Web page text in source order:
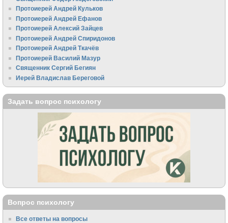
Протоиерей Андрей Кульков
Протоиерей Андрей Ефанов
Протоиерей Алексий Зайцев
Протоиерей Андрей Спиридонов
Протоиерей Андрей Ткачёв
Протоиерей Василий Мазур
Священник Сергий Бегиян
Иерей Владислав Береговой
Задать вопрос психологу
Вопрос психологу
Все ответы на вопросы